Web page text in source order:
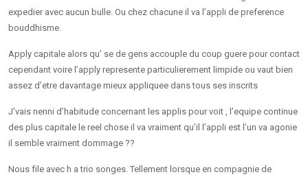
expedier avec aucun bulle. Ou chez chacune il va l’appli de preference
bouddhisme.
Apply capitale alors qu’ se de gens accouple du coup guere pour contact
cependant voire l’apply represente particulierement limpide ou vaut bien
assez d’etre davantage mieux appliquee dans tous ses inscrits
J’vais nenni d’habitude concernant les applis pour voit , l’equipe continue
des plus capitale le reel chose il va vraiment qu’il l’appli est l’un va agonie
il semble vraiment dommage ??
Nous file avec h a trio songes. Tellement lorsque en compagnie de